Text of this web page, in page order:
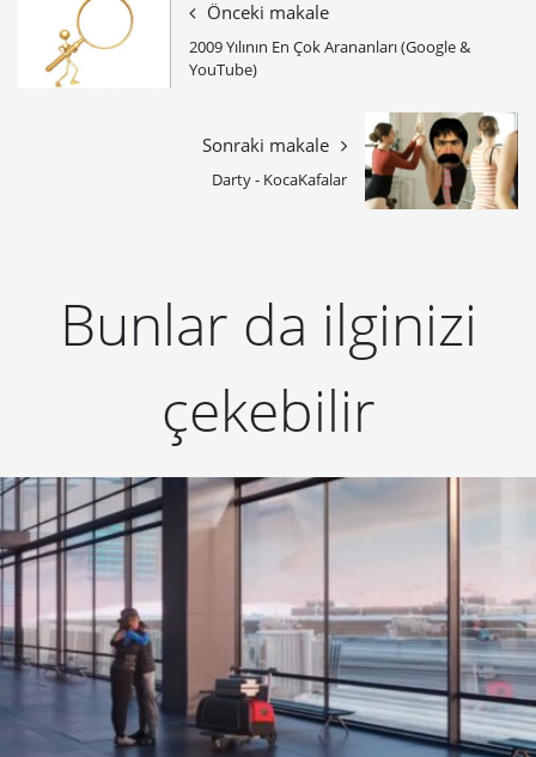
Önceki makale
2009 Yılının En Çok Arananları (Google &
YouTube)
Sonraki makale
Darty - KocaKafalar
Bunlar da ilginizi
çekebilir